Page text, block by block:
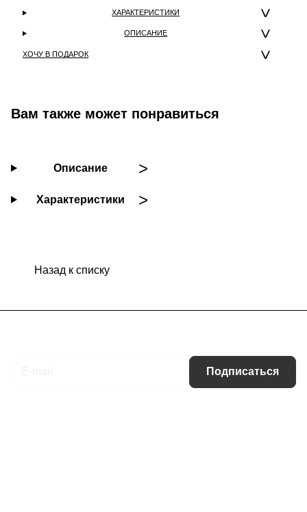
ХАРАКТЕРИСТИКИ
ОПИСАНИЕ
ХОЧУ В ПОДАРОК
Вам также может понравиться
Описание
Характеристики
Назад к списку
Подписаться